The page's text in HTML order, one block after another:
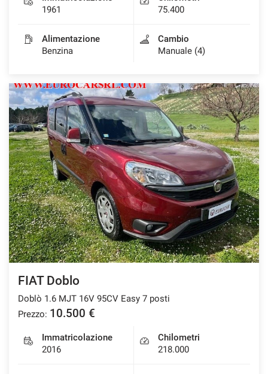
1961
75.400
Alimentazione
Benzina
Cambio
Manuale (4)
FIAT Doblo
Doblò 1.6 MJT 16V 95CV Easy 7 posti
Prezzo: 10.500 €
Immatricolazione
2016
Chilometri
218.000